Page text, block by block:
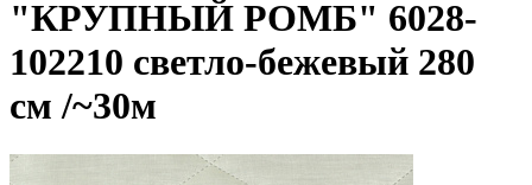
"КРУПНЫЙ РОМБ" 6028-
102210 светло-бежевый 280
см /~30м